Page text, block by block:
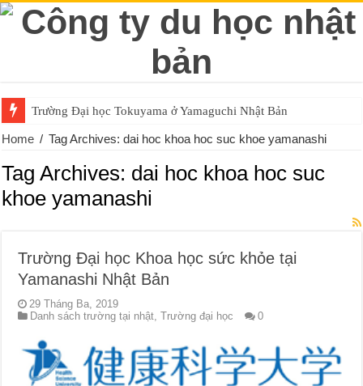
Trường Đại học Tokuyama ở Yamaguchi Nhật Bản
Home / Tag Archives: dai hoc khoa hoc suc khoe yamanashi
Tag Archives: dai hoc khoa hoc suc
khoe yamanashi
Trường Đại học Khoa học sức khỏe tại
Yamanashi Nhật Bản
29 Tháng Ba, 2019
Danh sách trường tại nhật,Trường đại học 0